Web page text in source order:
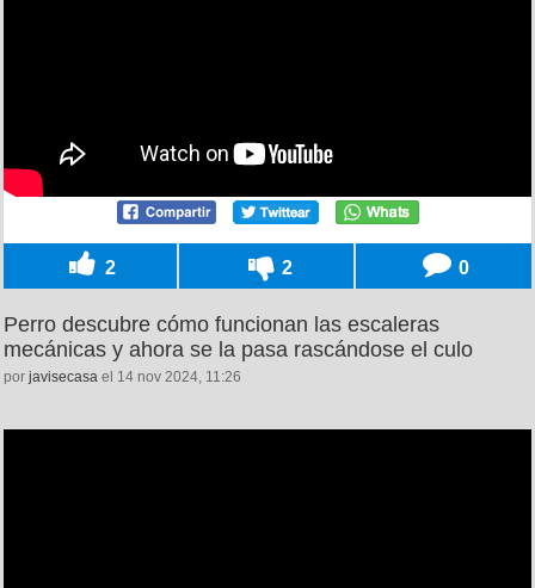
2 2 0
Perro descubre cómo funcionan las escaleras
mecánicas y ahora se la pasa rascándose el culo
por javisecasa el 14 nov 2024, 11:26